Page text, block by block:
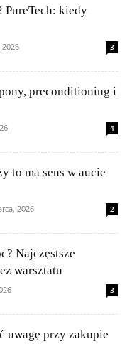
PureTech: kiedy
3
preconditioning i
4
to ma sens w aucie
2026 2
Najczęstsze
warsztatu
3
uwagę przy zakupie